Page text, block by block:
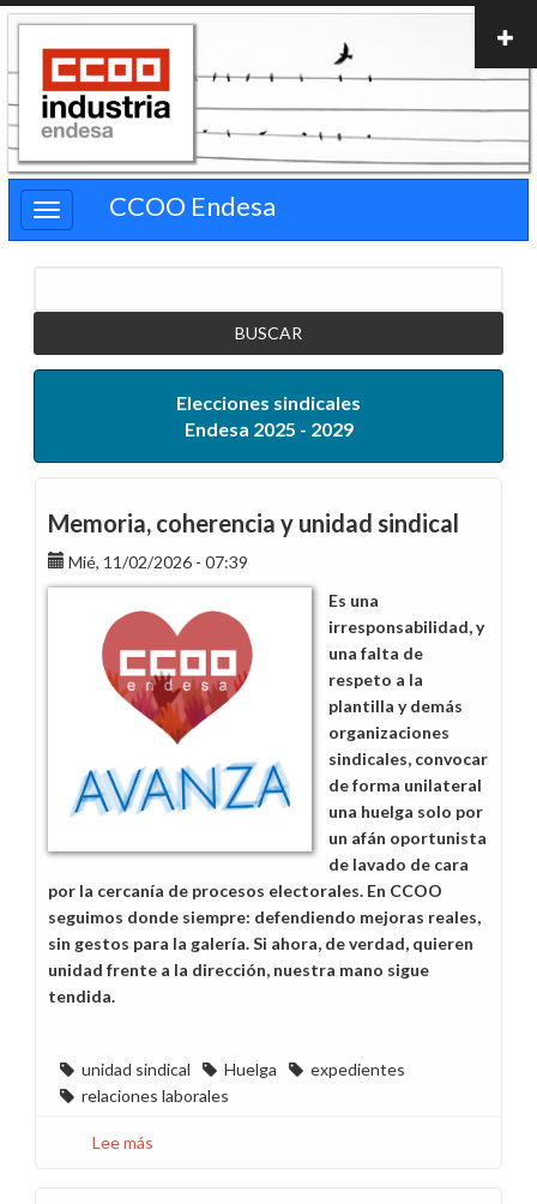
Pasar
contenido
principal
CCOO Endesa
Elecciones sindicales
Endesa 2025 - 2029
Memoria, coherencia y unidad sindical
Mié, 11/02/2026 - 07:39
Es una
irresponsabilidad, y
una falta de
respeto a la
plantilla y demás
organizaciones
sindicales, convocar
de forma unilateral
una huelga solo por
un afán oportunista
de lavado de cara
por la cercanía de procesos electorales. En CCOO
seguimos donde siempre: defendiendo mejoras reales,
sin gestos para la galería. Si ahora, de verdad, quieren
unidad frente a la dirección, nuestra mano sigue
tendida.
unidad sindical Huelga
expedientes
relaciones laborales
Lee más